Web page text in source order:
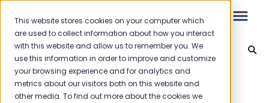
This website stores cookies on your computer which
are used to collect information about how you interact
with this website and allow us to remember you. We
use this information in order to improve and customize
your browsing experience and for analytics and
metrics about our visitors both on this website and
other media. To find out more about the cookies we
Tipos de Preguntas
LeoVolver al inicio